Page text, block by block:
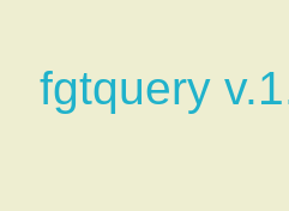
fgtquery